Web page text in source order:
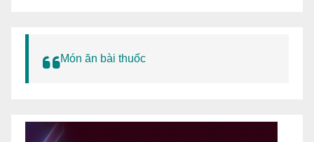
Món ăn bài thuốc